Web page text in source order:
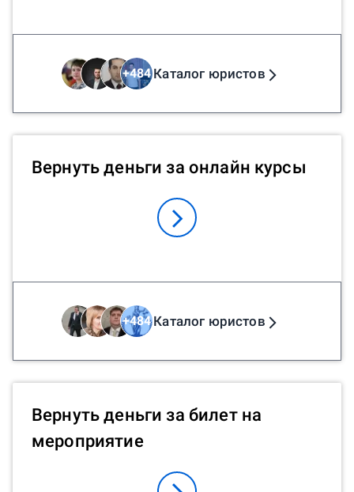
+484Каталог юристов
Вернуть деньги за онлайн курсы
+484Каталог юристов
Вернуть деньги за билет на
мероприятие